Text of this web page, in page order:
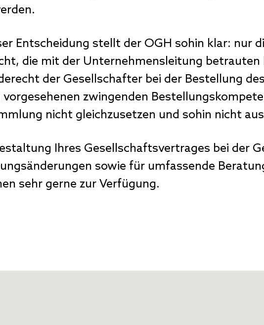
Entscheidung stellt der OGH sohin klar: nur
die mit der Unternehmensleitung betrauten
der Gesellschafter bei der Bestellung
zwingenden
nicht gleichzusetzen und sohin nicht
Ihres Gesellschaftsvertrages bei der
sowie für umfassende
sehr gerne zur Verfügung.